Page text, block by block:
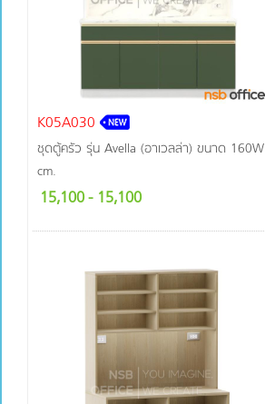
K05A030
ชุดตู้ครัว รุ่น Avella (อาเวลล่า) ขนาด 160W
cm.
15,100- 15,100